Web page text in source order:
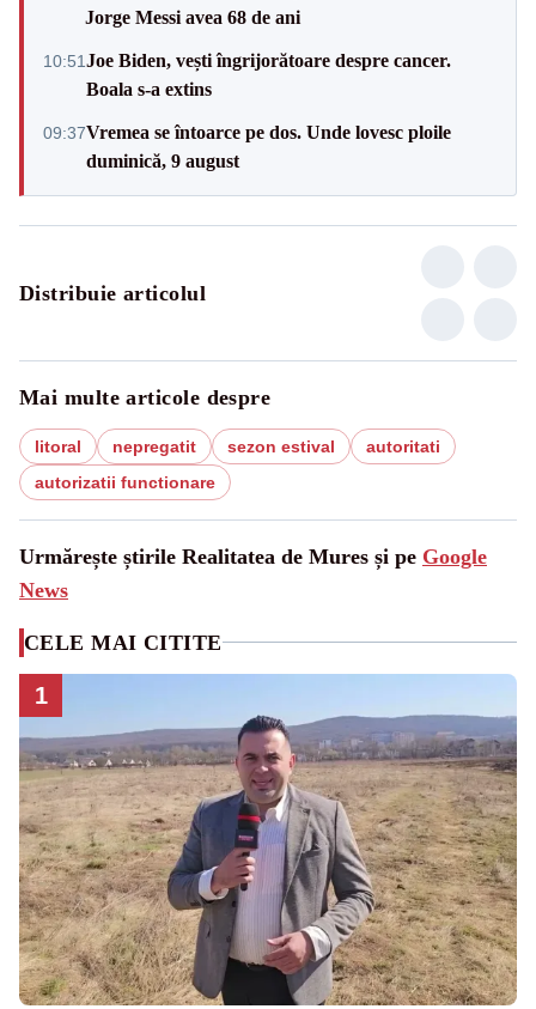
Jorge Messi avea 68 de ani
10:51Joe Biden, vești îngrijorătoare despre cancer.
Boala s-a extins
09:37Vremea se întoarce pe dos. Unde lovesc ploile
duminică, 9 august
Distribuie articolul
Mai multe articole despre
litoral nepregatit sezon estival
autoritati
autorizatii functionare
Urmărește știrile Realitatea de Mures și pe Google
News
CELE MAI CITITE
1